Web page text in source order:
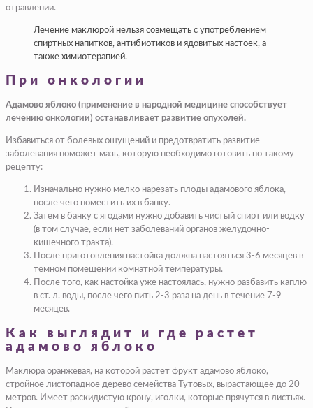
отравлении.
Лечение маклюрой нельзя совмещать с употреблением
спиртных напитков, антибиотиков и ядовитых настоек, а
также химиотерапией.
При онкологии
Адамово яблоко (применение в народной медицине способствует
лечению онкологии) останавливает развитие опухолей.
Избавиться от болевых ощущений и предотвратить развитие
заболевания поможет мазь, которую необходимо готовить по такому
рецепту:
Изначально нужно мелко нарезать плоды адамового яблока,
после чего поместить их в банку.
Затем в банку с ягодами нужно добавить чистый спирт или водку
(в том случае, если нет заболеваний органов желудочно-
кишечного тракта).
После приготовления настойка должна настояться 3-6 месяцев в
темном помещении комнатной температуры.
После того, как настойка уже настоялась, нужно разбавить каплю
в ст. л. воды, после чего пить 2-3 раза на день в течение 7-9
месяцев.
Как выглядит и где растет
адамово яблоко
Маклюра оранжевая, на которой растёт фрукт адамово яблоко,
стройное листопадное дерево семейства Тутовых, вырастающее до 20
метров. Имеет раскидистую крону, иголки, которые прячутся в листьях.